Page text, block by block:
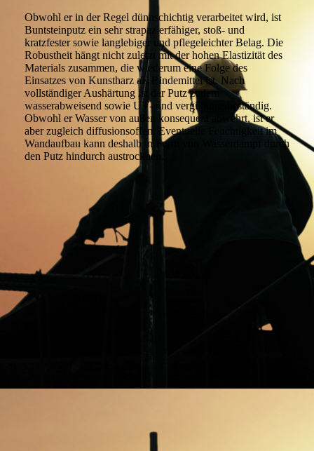
Obwohl er in der Regel dünnschichtig verarbeitet wird, ist
Buntsteinputz ein sehr strapazierfähiger, stoß- und
kratzfester sowie langlebiger und pflegeleichter Belag. Die
Robustheit hängt nicht zuletzt mit der hohen Elastizität des
Materials zusammen, die wiederum eine Folge des
Einsatzes von Kunstharz als Bindemittel ist. Nach
vollständiger Aushärtung ist der Putz zudem
wasserabweisend sowie UV- und vergilbungsbeständig.
Obwohl er Wasser von außen konsequent abwehrt, ist er
aber zugleich diffusionsoffen. Eventuelle Feuchtigkeit im
Wandaufbau kann deshalb in Form von Wasserdampf durch
den Putz hindurch austrocknen.